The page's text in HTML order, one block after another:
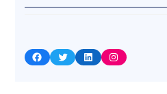
Facebook Twitter LinkedIn Instagram